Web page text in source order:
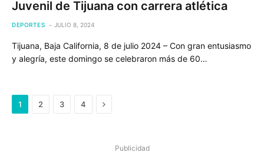
Juvenil de Tijuana con carrera atlética
DEPORTES JULIO 8, 2024
Tijuana, Baja California, 8 de julio 2024 – Con gran entusiasmo
y alegría, este domingo se celebraron más de 60…
1 2 3 4 Next
Publicidad